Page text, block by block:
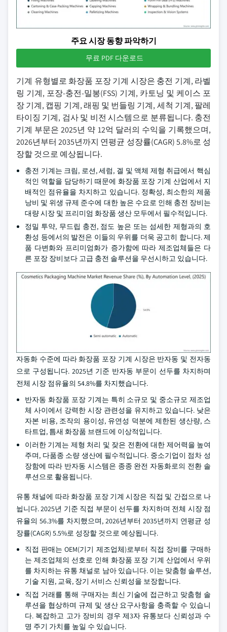
주요 시장 동향 파악하기
무료 PDF 다운로드
기계 유형별로 화장품 포장 기계 시장은 충전 기계, 라벨
링 기계, 포장-충전-밀봉(FSS) 기계, 카토닝 및 케이스 포
장 기계, 캡핑 기계, 래핑 및 번들링 기계, 세척 기계, 팔레
타이징 기계, 검사 및 비전 시스템으로 분류됩니다. 충전
기계 부문은 2025년 약 12억 달러의 수익을 기록했으며,
2026년부터 2035년까지 연평균 성장률(CAGR) 5.8%로 성
장할 것으로 예상됩니다.
충전 기계는 크림, 로션, 세럼, 겔 및 액체 제형 취급에서 핵심
적인 역할을 담당하기 때문에 화장품 포장 기계 산업에서 지
배적인 점유율을 차지하고 있습니다. 정확성, 최소한의 제품
낭비 및 위생 규제 준수에 대한 높은 수요로 인해 충전 장비는
대량 시장 및 프리미엄 화장품 생산 모두에서 필수적입니다.
정밀 투약, 무드립 충전, 점도 높은 또는 섬세한 제형과의 호
환성 등에서의 발전은 이들의 우위를 더욱 공고히 합니다. 제
품 다변화와 프리미엄화가 증가함에 따라 제조업체들은 다
른 포장 장비보다 고급 충전 솔루션을 우선시하고 있습니다.
자동화 수준에 따라 화장품 포장 기계 시장은 반자동 및 전자동
으로 구성됩니다. 2025년 기준 반자동 부문이 선두를 차지하며
전체 시장 점유율의 54.8%를 차지했습니다.
반자동 화장품 포장 기계는 특히 소규모 및 중소규모 제조업
체 사이에서 강력한 시장 관련성을 유지하고 있습니다. 낮은
자본 비용, 조작의 용이성, 유연성 덕분에 제한된 생산량, 스
타트업, 틈새 화장품 브랜드에 이상적입니다.
이러한 기계는 제형 처리 및 잦은 전환에 대한 제어력을 높여
주며, 다품종 소량 생산에 필수적입니다. 중소기업이 점차 성
장함에 따라 반자동 시스템은 종종 완전 자동화로의 전환 솔
루션으로 활용됩니다.
유통 채널에 따라 화장품 포장 기계 시장은 직접 및 간접으로 나
뉩니다. 2025년 기준 직접 부문이 선두를 차지하며 전체 시장 점
유율의 56.3%를 차지했으며, 2026년부터 2035년까지 연평균 성
장률(CAGR) 5.5%로 성장할 것으로 예상됩니다.
직접 판매는 OEM(기기 제조업체)로부터 직접 장비를 구매하
는 제조업체의 선호로 인해 화장품 포장 기계 산업에서 우위
를 차지하는 유통 채널로 남아 있습니다. 이는 맞춤형 솔루션,
기술 지원, 교육, 장기 서비스 신뢰성을 보장합니다.
직접 거래를 통해 구매자는 최신 기술에 접근하고 맞춤형 솔
루션을 협상하며 규제 및 생산 요구사항을 충족할 수 있습니
다. 복잡하고 고가 장비의 경우 제3자 유통보다 신뢰성과 수
명 주기 가치를 높일 수 있습니다.